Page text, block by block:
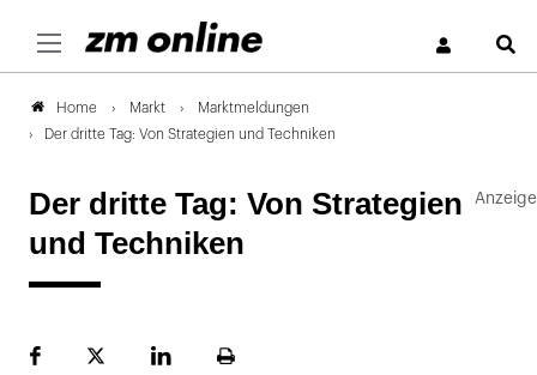
Home Markt
Marktmeldungen
Der dritte Tag: Von Strategien und Techniken
Der dritte Tag: Von Strategien
und Techniken
FacebookPlattformLinekdInSeite